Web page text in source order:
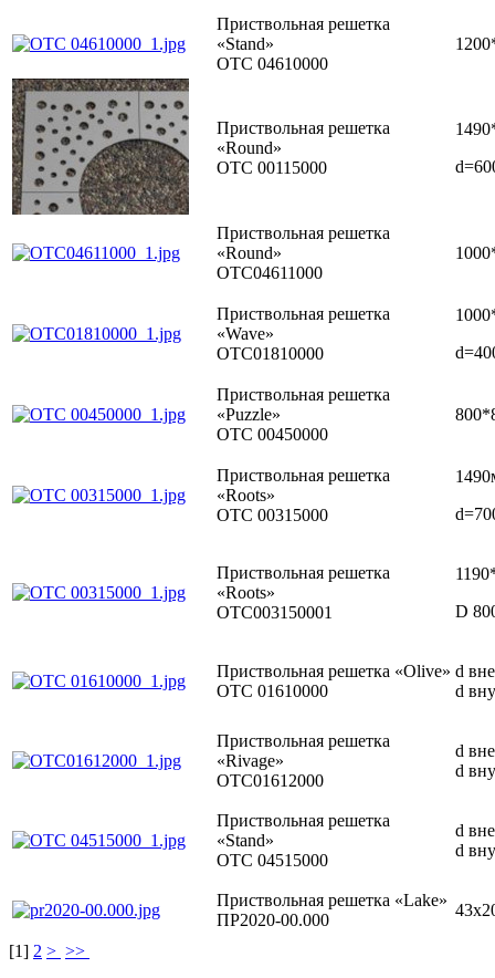
Приствольная решетка
«Stand»
ОТС 04610000
Приствольная решетка
«Round»
OTC 00115000
Приствольная решетка
«Round»
ОТС04611000
Приствольная решетка
«Wave»
OTC01810000
Приствольная решетка
«Puzzle»
OTC 00450000
Приствольная решетка
«Roots»
OTC 00315000
Приствольная решетка
«Roots»
OTC003150001
D
Приствольная решетка «Olive»
ОТС 01610000
d
d
Приствольная решетка
«Rivage»
OTC01612000
d
d
Приствольная решетка
«Stand»
ОТС 04515000
d
d
Приствольная решетка «Lake»
ПР2020-00.000
[1] 2 > >>